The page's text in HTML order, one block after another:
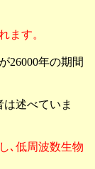
ます。
26000年の期間
述べていま
､低周波数生物